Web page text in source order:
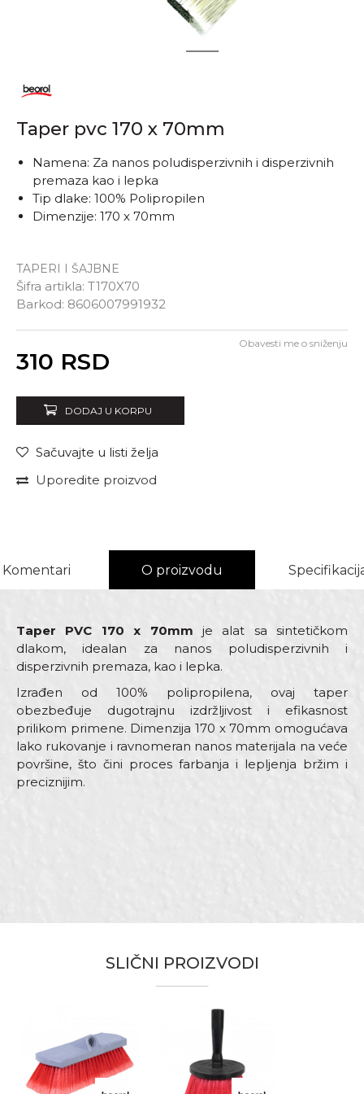
2
Taper pvc 170 x 70mm
TAPERI I ŠAJBNE
Šifra artikla: T170X70
Barkod: 8606007991932
Namena: Za nanos poludisperzivnih i disperzivnih
premaza kao i lepka
Tip dlake: 100% Polipropilen
Dimenzije: 170 x 70mm
310 RSD
Obavesti me o sniženju
DODAJ U KORPU
Sačuvajte u listi želja
Uporedite proizvod
Komentari O proizvodu
Taper PVC 170 x 70mm je alat sa sintetičkom
dlakom, idealan za nanos poludisperzivnih i
disperzivnih premaza, kao i lepka.
Izrađen od 100% polipropilena, ovaj taper
obezbeđuje dugotrajnu izdržljivost i efikasnost
prilikom primene. Dimenzija 170 x 70mm omogućava
lako rukovanje i ravnomeran nanos materijala na veće
površine, što čini proces farbanja i lepljenja bržim i
preciznijim.
100% Polipropilen
SLIČNI PROIZVODI